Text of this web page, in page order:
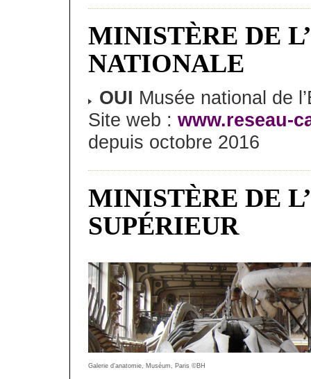
MINISTÈRE DE
NATIONALE
OUI Musée national de
Site web : www.reseau-
depuis octobre 2016
MINISTÈRE DE
SUPÉRIEUR
Galerie d’anatomie, Muséum, Paris ©BH